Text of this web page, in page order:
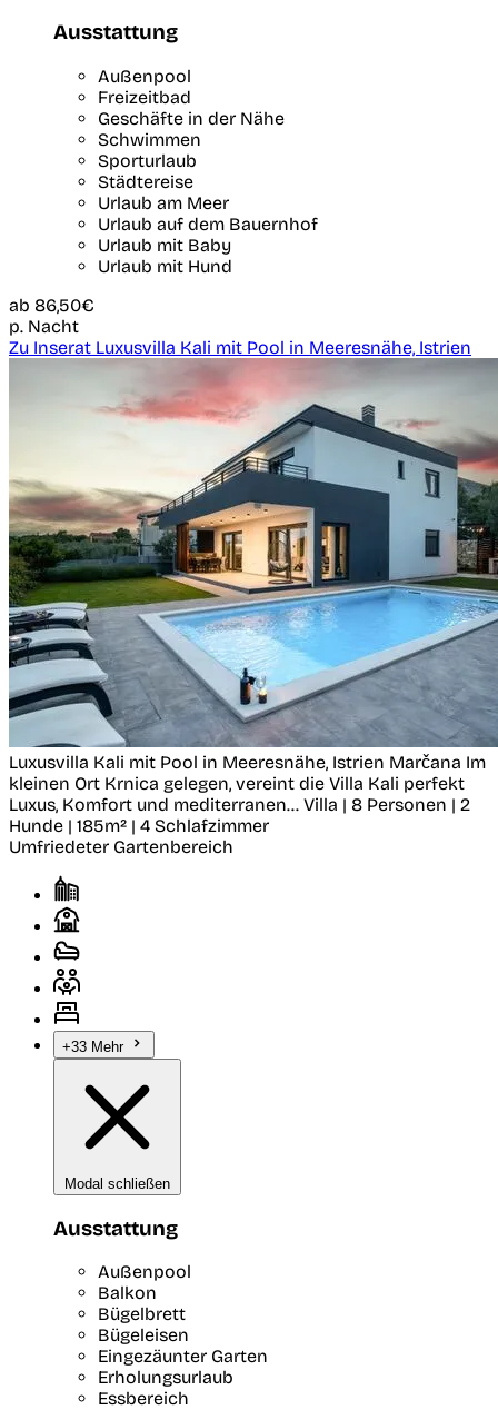
Ausstattung
Außenpool
Freizeitbad
Geschäfte in der Nähe
Schwimmen
Sporturlaub
Städtereise
Urlaub am Meer
Urlaub auf dem Bauernhof
Urlaub mit Baby
Urlaub mit Hund
ab 86,50€
p. Nacht
Zu Inserat Luxusvilla Kali mit Pool in Meeresnähe, Istrien
Luxusvilla Kali mit Pool in Meeresnähe, Istrien Marčana Im
kleinen Ort Krnica gelegen, vereint die Villa Kali perfekt
Luxus, Komfort und mediterranen... Villa | 8 Personen | 2
Hunde | 185m² | 4 Schlafzimmer
Umfriedeter Gartenbereich
+33 Mehr
Modal schließen
Ausstattung
Außenpool
Balkon
Bügelbrett
Bügeleisen
Eingezäunter Garten
Erholungsurlaub
Essbereich